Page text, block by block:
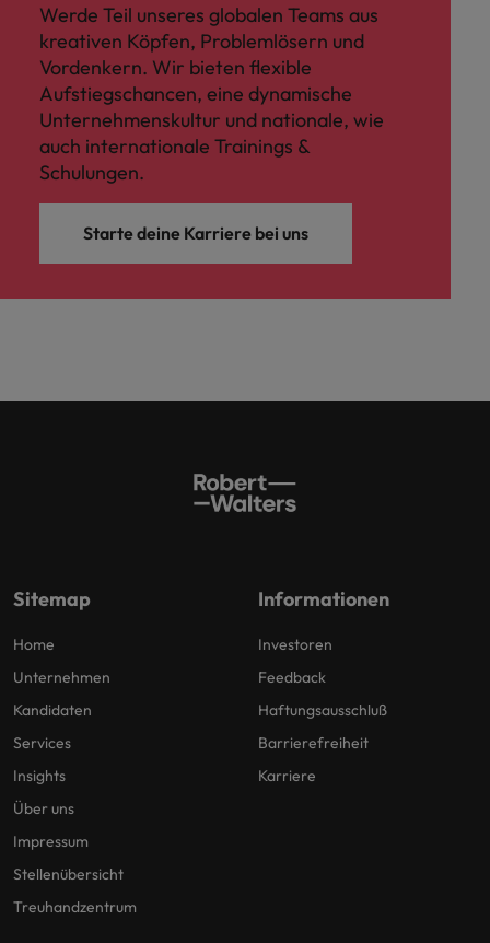
Werde Teil unseres globalen Teams aus
kreativen Köpfen, Problemlösern und
Vordenkern. Wir bieten flexible
Aufstiegschancen, eine dynamische
Unternehmenskultur und nationale, wie
auch internationale Trainings &
Schulungen.
Starte deine Karriere bei uns
Sitemap
Home
Unternehmen
Kandidaten
Services
Insights
Über uns
Impressum
Stellenübersicht
Treuhandzentrum
Informationen
Investoren
Feedback
Haftungsausschluß
Barrierefreiheit
Karriere